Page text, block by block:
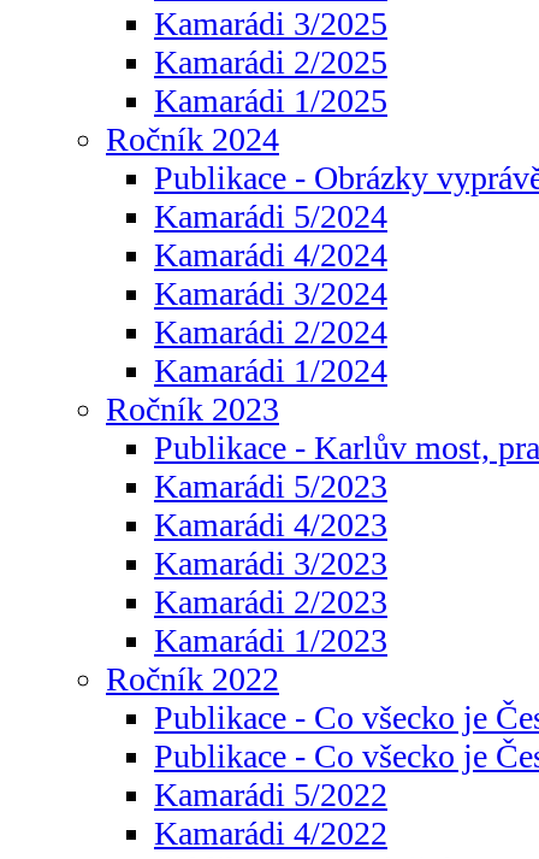
Kamarádi 3/2025
Kamarádi 2/2025
Kamarádi 1/2025
Ročník 2024
Publikace - Obrázky
Kamarádi 5/2024
Kamarádi 4/2024
Kamarádi 3/2024
Kamarádi 2/2024
Kamarádi 1/2024
Ročník 2023
Publikace - Karlův most,
Kamarádi 5/2023
Kamarádi 4/2023
Kamarádi 3/2023
Kamarádi 2/2023
Kamarádi 1/2023
Ročník 2022
Publikace - Co všecko je
Publikace - Co všecko je
Kamarádi 5/2022
Kamarádi 4/2022